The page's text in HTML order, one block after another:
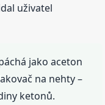
uživatel
jako aceton
na nehty –
ketonů.